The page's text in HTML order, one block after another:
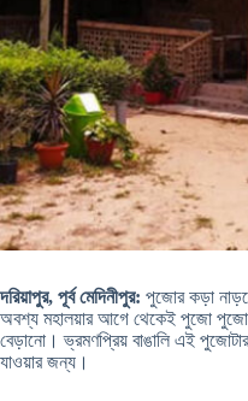
দরিয়াপুর, পূর্ব মেদিনীপুর: পুজোর কড়া
অবশ্য মহালয়ার আগে থেকেই পুজো
বেড়ানো। ভ্রমণপ্রিয় বাঙালি এই
যাওয়ার জন্য।